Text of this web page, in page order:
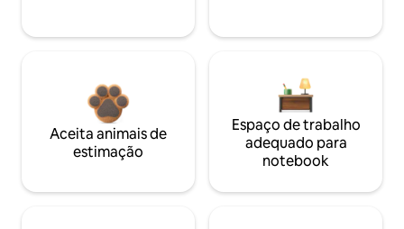
Aceita animais de
estimação
Espaço de trabalho
adequado para
notebook